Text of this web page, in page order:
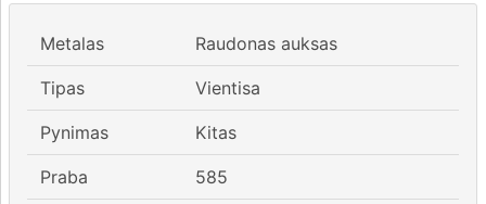
604 42021
Metalas Raudonas auksas
Tipas Vientisa
Pynimas Kitas
Praba 585